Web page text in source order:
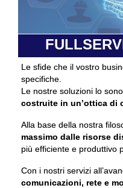
Qualità
PRIVACY
CONTATTI
Le sfide che il vostro
specifiche.
Le nostre soluzioni lo
costruite in un’ottica di
Alla base della nostra
massimo dalle risorse
più efficiente e produttivo
Con i nostri servizi
comunicazioni, rete e